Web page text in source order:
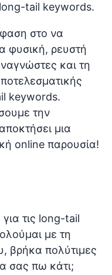
tail keywords.
στο να
φυσική, ρευστή
και τη
keywords.
την
μια
online παρουσία!
τις long-tail
με τη
βρήκα πολύτιμες
σας πω κάτι;